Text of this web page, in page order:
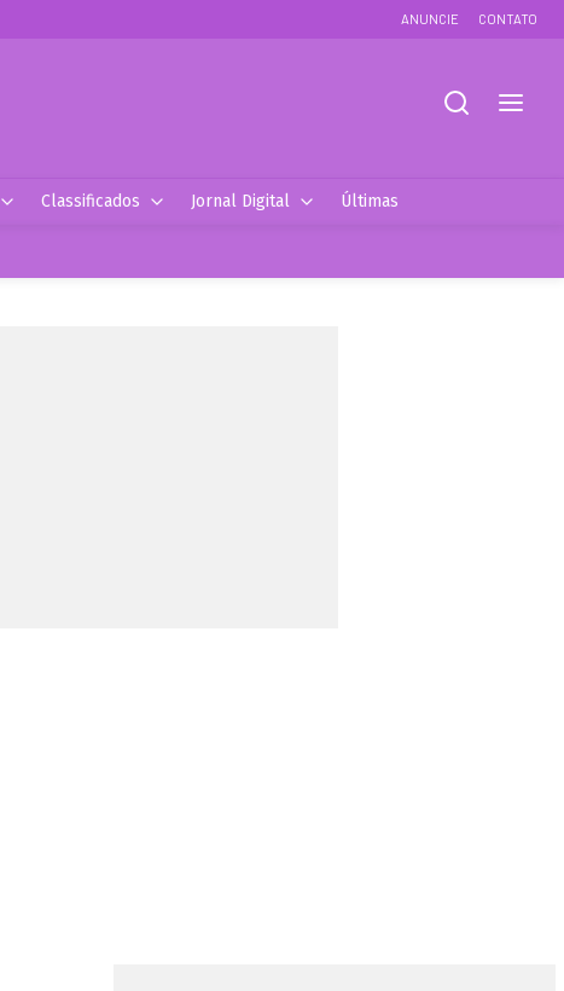
ANUNCIE CONTATO
Classificados Jornal Digital Últimas